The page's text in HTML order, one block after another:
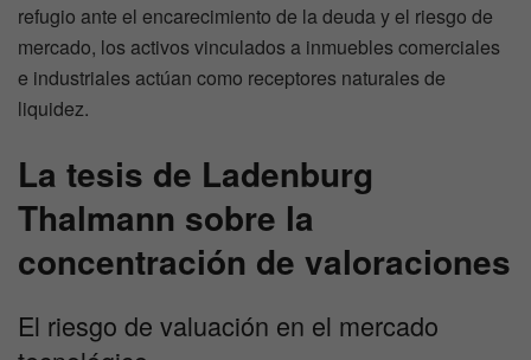
refugio ante el encarecimiento de la deuda y el riesgo de
mercado, los activos vinculados a inmuebles comerciales
e industriales actúan como receptores naturales de
liquidez.
La tesis de Ladenburg
Thalmann sobre la
concentración de valoraciones
El riesgo de valuación en el mercado